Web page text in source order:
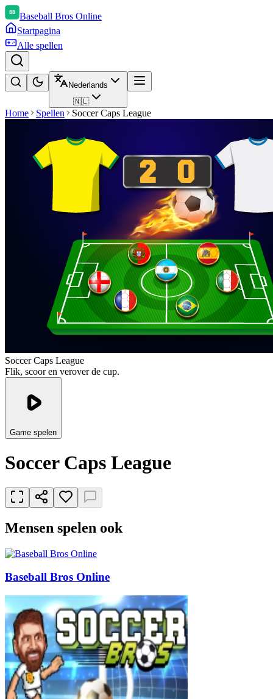
Baseball Bros Online
Startpagina
Alle spellen
Nederlands
🇳🇱
Home Spellen Soccer Caps League
Soccer Caps League
Flik, scoor en verover de cup.
Game spelen
Soccer Caps League
Mensen spelen ook
Baseball Bros Online